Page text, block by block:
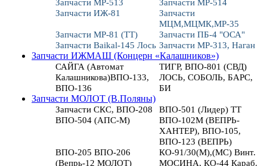
Запчасти МР-513
Запчасти МР-514
Запчасти ИЖ-81
Запчасти
МЦМ,МЦМК,МР-35
Запчасти МР-81 (ТТ)
Запчасти ПБ-4 "ОСА"
Запчасти Baikal-145 Лось Запчасти МР-313, Наган
Запчасти ИЖМАШ (Концерн «Калашников»)
САЙГА (Автомат
Калашникова)ВПО-133,
ВПО-136
ТИГР, ВПО-801 (СВД)
ЛОСЬ, СОБОЛЬ, БАРС,
БИ
Запчасти МОЛОТ (В.Поляны)
Запчасти СКС, ВПО-208
ВПО-501 (Лидер) ТТ
ВПО-504 (АПС-М)
ВПО-102М (ВЕПРЬ-
ХАНТЕР), ВПО-105,
ВПО-123 (ВЕПРЬ)
ВПО-205 ВПО-206
(Вепрь-12 МОЛОТ)
КО-91/30(М),(МС) Винт.
МОСИНА, КО-44 Караб.